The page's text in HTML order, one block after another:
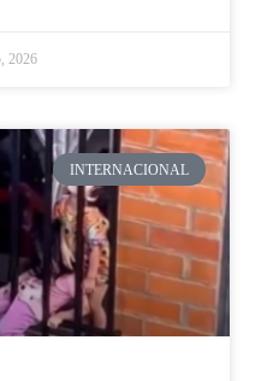
2026
INTERNACIONAL